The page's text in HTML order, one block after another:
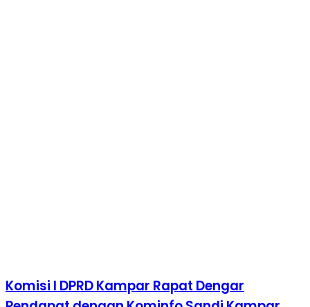
Komisi I DPRD Kampar Rapat Dengar